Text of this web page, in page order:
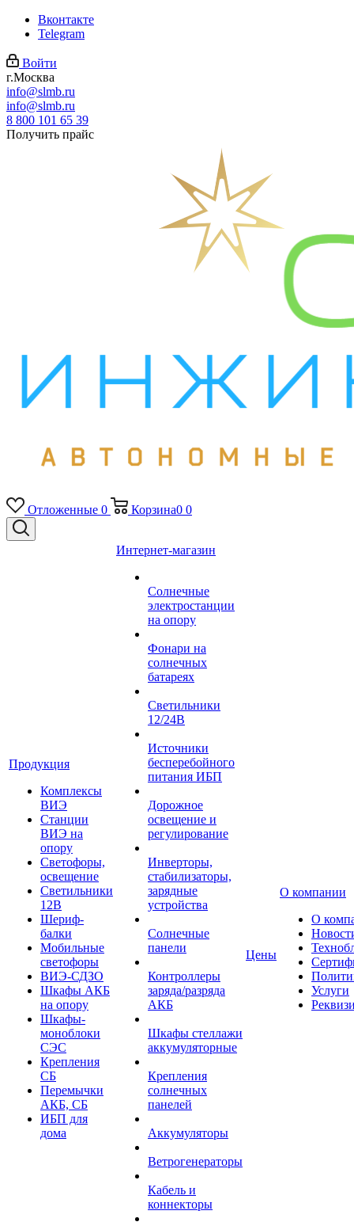
Вконтакте
Telegram
Войти
г.Москва
info@slmb.ru
info@slmb.ru
8 800 101 65 39
Получить прайс
Отложенные 0 Корзина0 0
Продукция
Комплексы
ВИЭ
Станции
ВИЭ на
опору
Светофоры,
освещение
Светильники
12В
Шериф-
балки
Мобильные
светофоры
ВИЭ-СДЗО
Шкафы АКБ
на опору
Шкафы-
моноблоки
СЭС
Крепления
СБ
Перемычки
АКБ, СБ
ИБП для
дома
Интернет-магазин
Солнечные
электростанции
на опору
Фонари на
солнечных
батареях
Светильники
12/24В
Источники
бесперебойного
питания ИБП
Дорожное
освещение и
регулирование
Инверторы,
стабилизаторы,
зарядные
устройства
Солнечные
панели
Контроллеры
заряда/разряда
АКБ
Шкафы стеллажи
аккумуляторные
Крепления
солнечных
панелей
Аккумуляторы
Ветрогенераторы
Кабель и
коннекторы
Цены
О компании
О
Услуги